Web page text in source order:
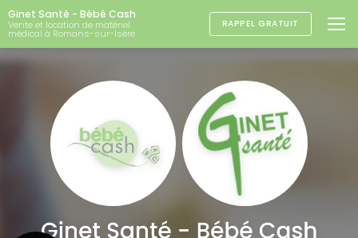
Aller
au
contenu
principal
Ginet Santé - Bébé Cash
Vente et location de matériel
médical à Romans-sur-Isère
RAPPEL GRATUIT